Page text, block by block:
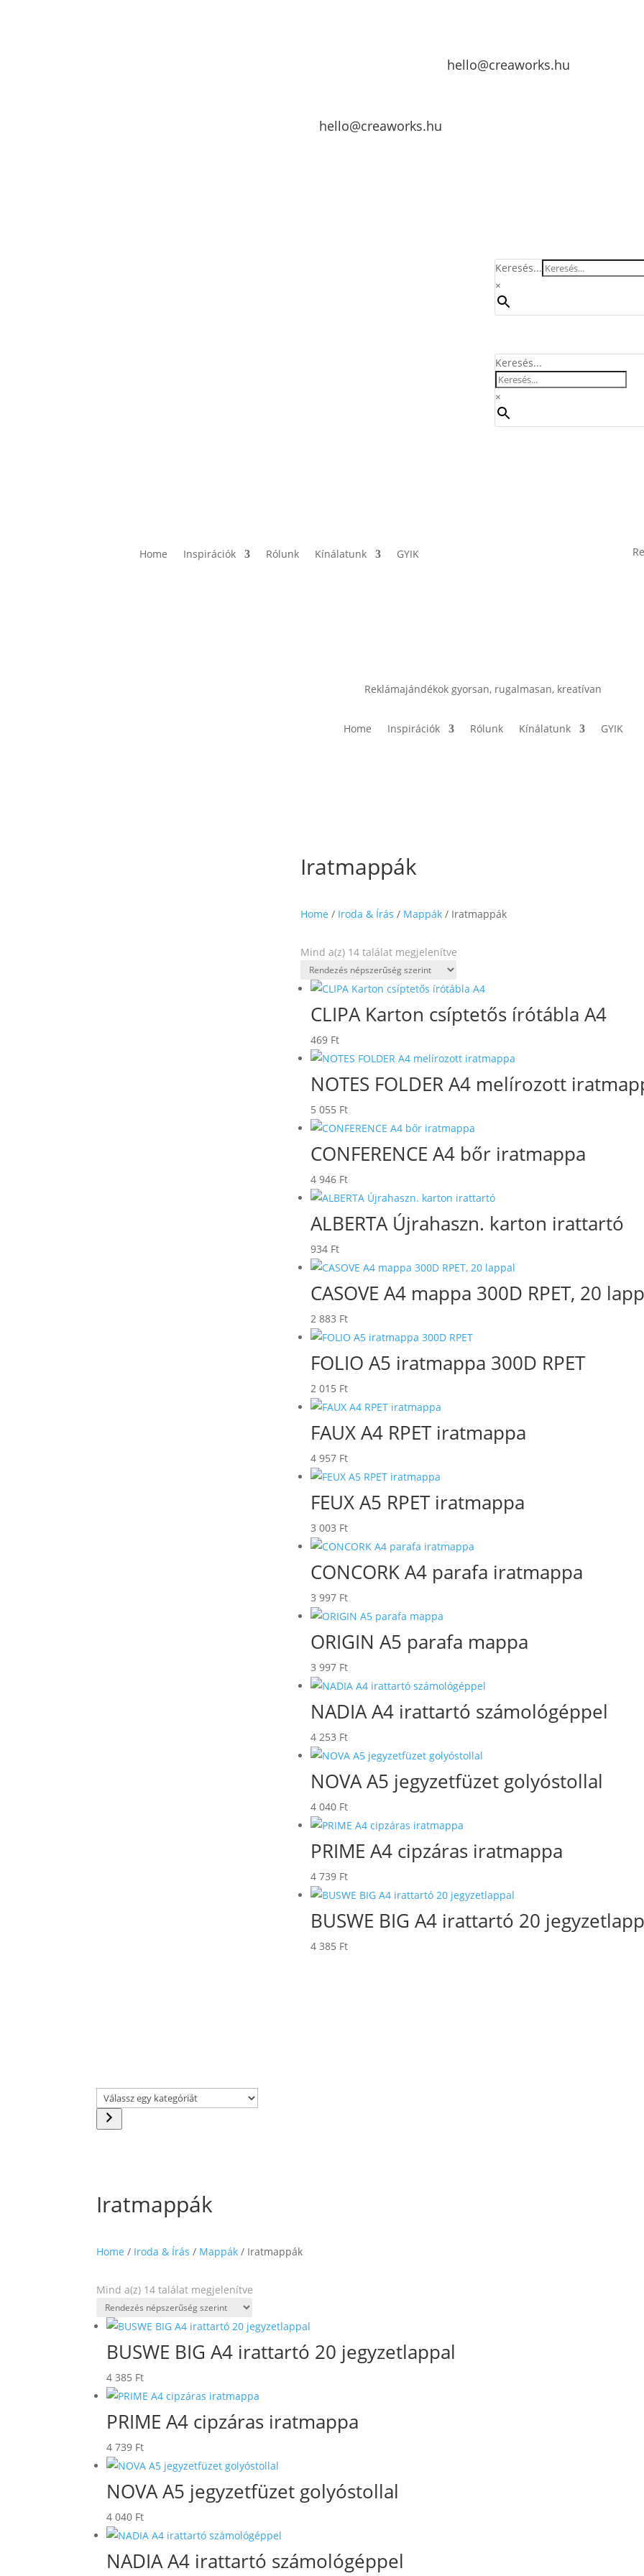
hello@creaworks.hu
hello@creaworks.hu
Keresés...
×
Keresés...
×
Home Inspirációk Rólunk Kínálatunk GYIK
Reklámajándékok gyorsan, rugalmasan, kreatívan
Home Inspirációk Rólunk Kínálatunk GYIK
Iratmappák
Home / Iroda & Írás / Mappák/ Iratmappák
Mind a(z) 14 találat megjelenítveSorted
popularity
CLIPA Karton csíptetős írótábla A4
469 Ft
NOTES FOLDER A4 melírozott
5 055 Ft
CONFERENCE A4 bőr iratmappa
4 946 Ft
ALBERTA Újrahaszn. karton irattartó
934 Ft
CASOVE A4 mappa 300D RPET, 20
2 883 Ft
FOLIO A5 iratmappa 300D RPET
2 015 Ft
FAUX A4 RPET iratmappa
4 957 Ft
FEUX A5 RPET iratmappa
3 003 Ft
CONCORK A4 parafa iratmappa
3 997 Ft
ORIGIN A5 parafa mappa
3 997 Ft
NADIA A4 irattartó számológéppel
4 253 Ft
NOVA A5 jegyzetfüzet golyóstollal
4 040 Ft
PRIME A4 cipzáras iratmappa
4 739 Ft
BUSWE BIG A4 irattartó 20
4 385 Ft
Válassz
egy
kategóriát
Iratmappák
Home / Iroda & Írás / Mappák / Iratmappák
Mind a(z) 14 találat megjelenítve
popularity
BUSWE BIG A4 irattartó 20 jegyzetlappal
4 385 Ft
PRIME A4 cipzáras iratmappa
4 739 Ft
NOVA A5 jegyzetfüzet golyóstollal
4 040 Ft
NADIA A4 irattartó számológéppel